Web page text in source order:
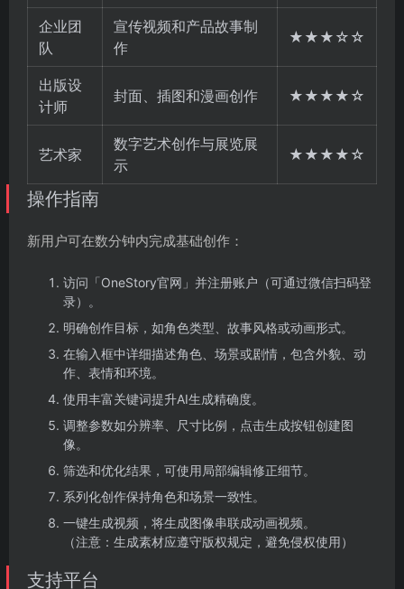
企业团
队
宣传视频和产品故事制
作
★★★☆☆
出版设
计师
封面、插图和漫画创作 ★★★★☆
艺术家
数字艺术创作与展览展
示
★★★★☆
操作指南
新用户可在数分钟内完成基础创作：
访问「OneStory官网」并注册账户（可通过微信扫码登
录）。
明确创作目标，如角色类型、故事风格或动画形式。
在输入框中详细描述角色、场景或剧情，包含外貌、动
作、表情和环境。
使用丰富关键词提升AI生成精确度。
调整参数如分辨率、尺寸比例，点击生成按钮创建图
像。
筛选和优化结果，可使用局部编辑修正细节。
系列化创作保持角色和场景一致性。
一键生成视频，将生成图像串联成动画视频。
（注意：生成素材应遵守版权规定，避免侵权使用）
支持平台